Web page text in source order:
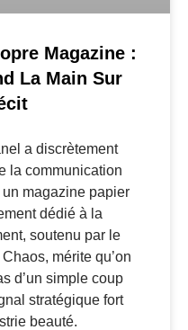
Magazine :
La Main Sur
a discrètement
la communication
magazine papier
dédié à la
soutenu par le
mérite qu’on
d’un simple coup
stratégique fort
beauté.